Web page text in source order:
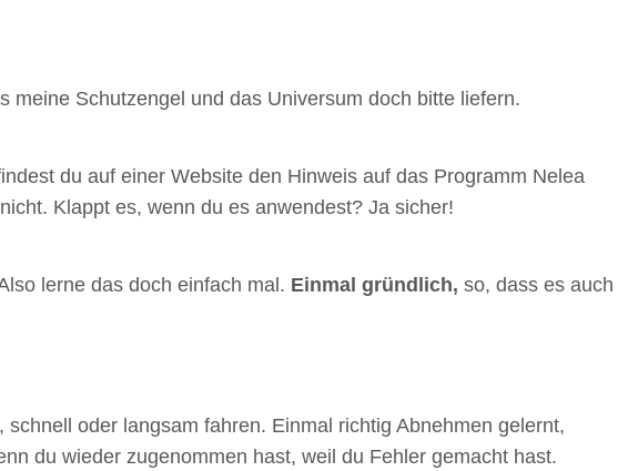
Schutzengel und das Universum doch bitte liefern.
du auf einer Website den Hinweis auf das Programm Nelea
Klappt es, wenn du es anwendest? Ja sicher!
lerne das doch einfach mal. Einmal gründlich, so, dass es auch
oder langsam fahren. Einmal richtig Abnehmen gelernt,
du wieder zugenommen hast, weil du Fehler gemacht hast.